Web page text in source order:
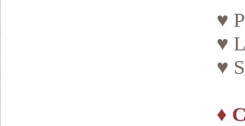
♥
♥
♥
♦